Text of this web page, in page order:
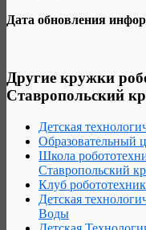
Дата обновления
Другие кружки
Ставропольский
Детская
Образовательный
Школа
Ставропольский
Клуб
Детская
Воды